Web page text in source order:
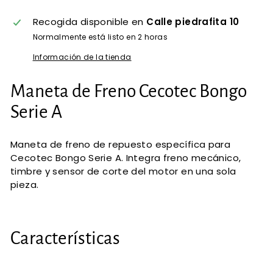
Recogida disponible en Calle piedrafita 10
Normalmente está listo en 2 horas
Información de la tienda
Maneta de Freno Cecotec Bongo
Serie A
Maneta de freno de repuesto específica para
Cecotec Bongo Serie A. Integra freno mecánico,
timbre y sensor de corte del motor en una sola
pieza.
Características